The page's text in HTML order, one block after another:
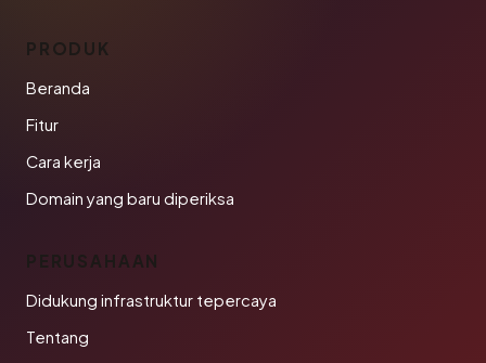
PRODUK
Beranda
Fitur
Cara kerja
Domain yang baru diperiksa
PERUSAHAAN
Didukung infrastruktur tepercaya
Tentang